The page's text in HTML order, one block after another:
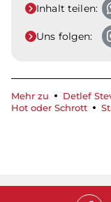
Inhalt teilen:
Uns folgen:
Mehr zu Detlef
Hot oder Schrott